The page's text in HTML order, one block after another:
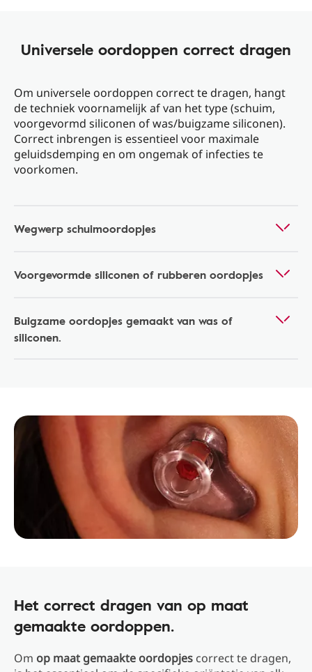
Universele oordoppen correct dragen
Om universele oordoppen correct te dragen, hangt
de techniek voornamelijk af van het type (schuim,
voorgevormd siliconen of was/buigzame siliconen).
Correct inbrengen is essentieel voor maximale
geluidsdemping en om ongemak of infecties te
voorkomen.
Wegwerp schuimoordopjes
Voorgevormde siliconen of rubberen oordopjes
Buigzame oordopjes gemaakt van was of
siliconen.
Het correct dragen van op maat
gemaakte oordoppen.
Om op maat gemaakte oordopjes correct te dragen,